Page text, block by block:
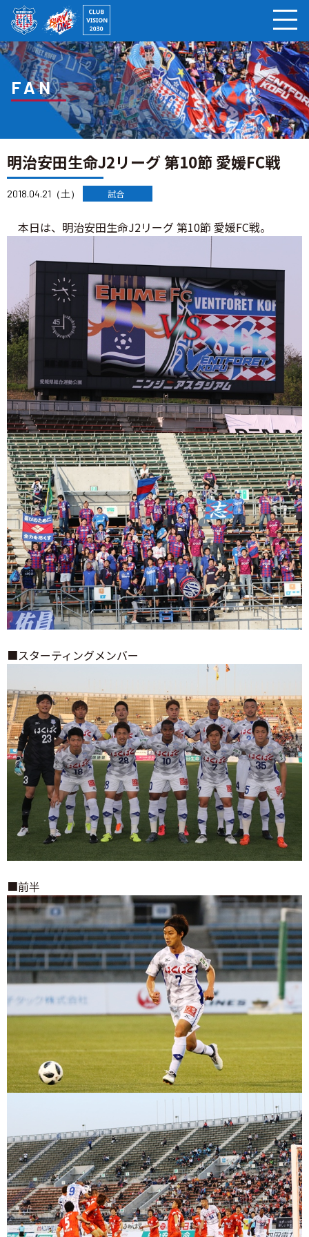
FAN
明治安田生命J2リーグ 第10節 愛媛FC戦
2018.04.21（土） 試合
本日は、明治安田生命J2リーグ 第10節 愛媛FC戦。
■スターティングメンバー
■前半